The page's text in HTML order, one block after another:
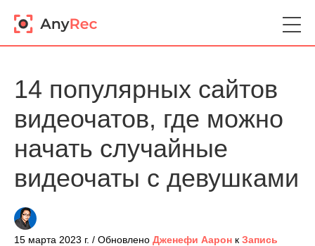
14 популярных сайтов
видеочатов, где можно
начать случайные
видеочаты с девушками
15 марта 2023 г. / Обновлено Дженефи Аарон к Запись